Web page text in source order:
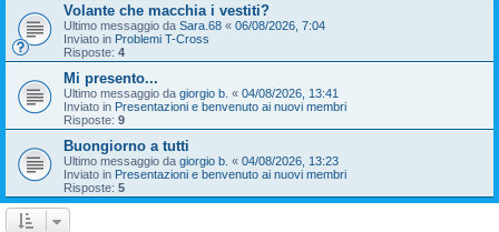
Volante che macchia i vestiti?
Ultimo messaggio da Sara.68 « 06/08/2026, 7:04
Inviato in Problemi T-Cross
Risposte: 4
Mi presento...
Ultimo messaggio da giorgio b. « 04/08/2026, 13:41
Inviato in Presentazioni e benvenuto ai nuovi membri
Risposte: 9
Buongiorno a tutti
Ultimo messaggio da giorgio b. « 04/08/2026, 13:23
Inviato in Presentazioni e benvenuto ai nuovi membri
Risposte: 5